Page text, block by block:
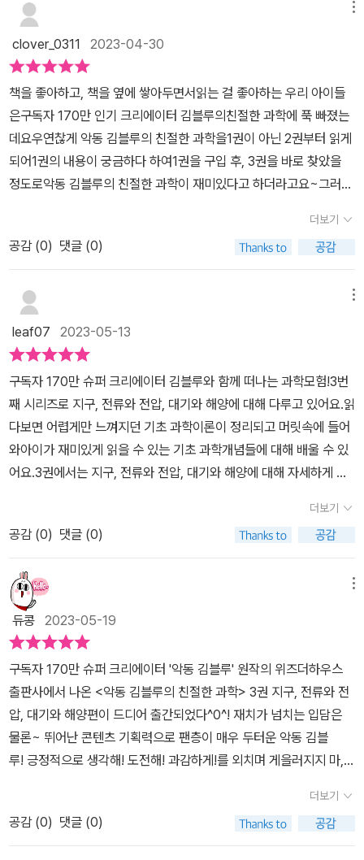
을 넓혀나가면 좋을 것 같습니다. 우리 삶에 항상 함께하는 과학을 책
을 통해 더욱 친해 질 수있는 것 같아 추천합니다. 출판사로부터 도서
를 제공받아 직접 읽고 작성한 리뷰입니다. #악동김블루의친절한과
학 #지구전류와전압대기와해양 #위즈덤하우스 #기초과학도전만
화 #책세상 #맘수다 #책세상맘수다카페
과 함께 설명해서 이해하기 쉬웠다고도 했다.온도뿐만 아니라 엄청나
게 강한 중력으로 인해 떨어지는 것은 가능해도 다시 나오는 것은 불
가능하다는 설명을 읽고 땅을 뚫고 지구 반대편으로 나오는 것이 어
렵겠다는 것을 아이는 이해했다고 한다. 또 겨울철에 우리를 깜짝 놀
라게하는 정전기에 대해서도 유쾌하게 배워볼 수 있어서 유익했다.
전기를 일으키는 전자가 물질의 기본 단위인 원자를 구성하고 있다는
것과 마이너스 전기를 띠는 전자들이 이동 가능한 특징이 있다는 것
을 책을 통해 알 수 있었다. 또 습도에 따라 전자의 이동력이 어떻게
변하는지 그림을 통해 알 수 있어서 좋았다. 이 밖에도 지구의 물을 뒤
섞는 거대한 존재에 대해서도 배워보고 바다에서 잡은 물고기를 키울
수 있는지 여부를 두고 삼투압에 대해 익혀볼 수 있어서 아이는 흥미
터 책을 지원받아 주관적으로 작성한 서평입니다.
clover_0311 2023-04-30
책을 좋아하고, 책을 옆에 쌓아두면서읽는 걸 좋아하는 우리 아이들
은구독자 170만 인기 크리에이터 김블루의친절한 과학에 푹 빠졌는
데요우연찮게 악동 김블루의 친절한 과학을1권이 아닌 2권부터 읽게
되어1권의 내용이 궁금하다 하여1권을 구입 후, 3권을 바로 찾았을
정도로악동 김블루의 친절한 과학이 재미있다고 하더라고요~그러다
이야기가 출간하게 되었는데요이번 세 번째 이야기로는지구, 전류와
전압, 대기와 해양의주제로 아이들이 알면 좋은 과학 이야기로담겨있
는 과학 도서예요😀첫 번째의 주제는 지구에 관한 이야기로지구를
뚫고 반대 방향으로나올 수 없다는 흥미로운 소재로이야기가 시작이
주제로는전류와 전압에 관한 이야기인데요전류와 전압 내용들도 여
러 내용이 담겨 있지만손 안 대고 물체를 움직이는마법사의 정체를
밝히는 이야기부터워터파크에서 신나는 슬라이드를 읽어보며전류와
전압과 저항을 배워볼 수 있지요😀마지막으로 알아볼 수 있는 건대
기와 해양 속 이야기인데요지구와 물을 뒤섞는 거대한 존재인조석 현
상과 바다에서 잡은 물고기를과연 키울 수 있을지 없을지에 대한해수
와 담수도 알아볼 수 있는데과학에 대해 어렵지 않게 재미있는그림들
과 이야기로 과학을 쉽게 접근 할 수 있는 도서로 핵심 내용도다시 한
번 복습할 수 있는 포인트가 있기에'악동 김블루의 친절한 과학3'김블
더보기
공감 (0) 댓글 (0)
leaf07 2023-05-13
구독자 170만 슈퍼 크리에이터 김블루와 함께 떠나는 과학모험!3번
째 시리즈로 지구, 전류와 전압, 대기와 해양에 대해 다루고 있어요.읽
다보면 어렵게만 느껴지던 기초 과학이론이 정리되고 머릿속에 들어
와아이가 재미있게 읽을 수 있는 기초 과학개념들에 대해 배울 수 있
어요.3권에서는 지구, 전류와 전압, 대기와 해양에 대해 자세하게 만
념을 쉽고 재미있게 이해할 수 있도록 도와주는 책이예요.과학을 막
접하기 시작하는 초등학생부터 과학에 흥미를 잃기 쉬운 중학생까지
함께 읽어보면 좋아요.김블루와 일곱친구들의 우정을 담은 코믹하면
서도 훈훈한 이야기가 담긴 과학 대모험!“학교 수업보다 머릿속에 잘
들어온다”“어른도 아이와 함께 읽고 이야기할 수 있다”무엇보다, “재
미있어서 읽고 또 읽는다!” 김블루를 따라 읽고 또 읽다 보면, 어렵게
만 느껴지던 기초 과학 이론이머릿속에 또렷하게 새겨진다는데...이
게 바로 자꾸만 손이 가는 반복 학습의 마법 같은, 아니 과학적인 효
과!초등부터 중학교과과정까지 난이도 있는 기초과학 이론도 쉽게 풀
어 담은 학습만화예요.핵심내용을 재미있는 캐릭터들과 함께 그림으
로 설명하고 다시한번 복습할 수 있는친절한 김블루의 과학수업이예
요.땅을 계속 파면 지구 반대편으로 나올 수 있을지... 상상속의 이야
기를과학적인 지식과 함께 지권의 층상구조를 통해 보여주고 설명하
고 있어요.아이들이 궁금해할 일상적인 과학 호기심을 재미있게 풀어
더보기
공감 (0) 댓글 (0)
듀콩 2023-05-19
구독자 170만 슈퍼 크리에이터 '악동 김블루' 원작의 위즈더하우스
출판사에서 나온 <악동 김블루의 친절한 과학> 3권 지구, 전류와 전
압, 대기와 해양편이 드디어 출간되었다^0^! 재치가 넘치는 입담은
물론~ 뛰어난 콘텐츠 기획력으로 팬층이 매우 두터운 악동 김블
루! 긍정적으로 생각해! 도전해! 과감하게!를 외치며 게을러지지 마,
며 점점 더 성장하고 있는 그를 토대로 조영선 글, 이영아 그림으로 만
나게된 샌드박스네트워크의 감수를 통한기초과학 도전 만화 되시겠
다!! 두둥~( º ㅡº)ㅡº)♡불친절해 보이지만 마음 따뜻한 악동인 파란
더보기
공감 (0) 댓글 (0)